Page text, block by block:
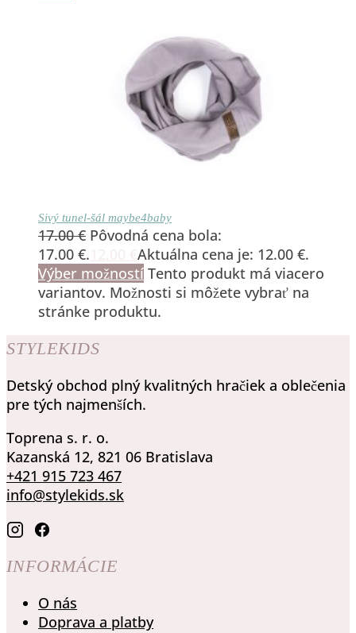
Sivý tunel-šál maybe4baby
17.00€ Pôvodná cena bola:
17.00 €.
Aktuálna cena je: 12.00 €.
Výber možností Tento produkt má viacero
variantov. Možnosti si môžete vybrať na
stránke produktu.
STYLEKIDS
Detský obchod plný kvalitných hračiek a oblečenia
pre tých najmenších.
Toprena s. r. o.
Kazanská 12, 821 06 Bratislava
+421 915 723 467
info@stylekids.sk
INFORMÁCIE
O nás
Doprava a platby